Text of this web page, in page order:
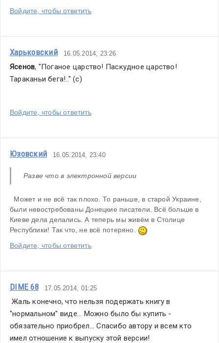
Войдите, чтобы ответить
Харьковский 16.05.2014, 23:26
Ясенов, "Поганое царство! Паскудное царство!
Тараканьи бега!.." (с)
Войдите, чтобы ответить
Юзовский 16.05.2014, 23:40
Разве что в электронной версии
были невостребованы Донецкие писатели. Всё больше в
Киеве дела делались. А теперь мы живём в Столице
Республики! Так что, не всё потеряно.
Войдите, чтобы ответить
DIME 68 17.05.2014, 01:25
Жаль конечно, что нельзя подержать книгу в
"нормальном" виде... Можно было бы купить -
обязательно приобрел... Спасибо автору и всем кто
имел отношение к выпуску этой версии!